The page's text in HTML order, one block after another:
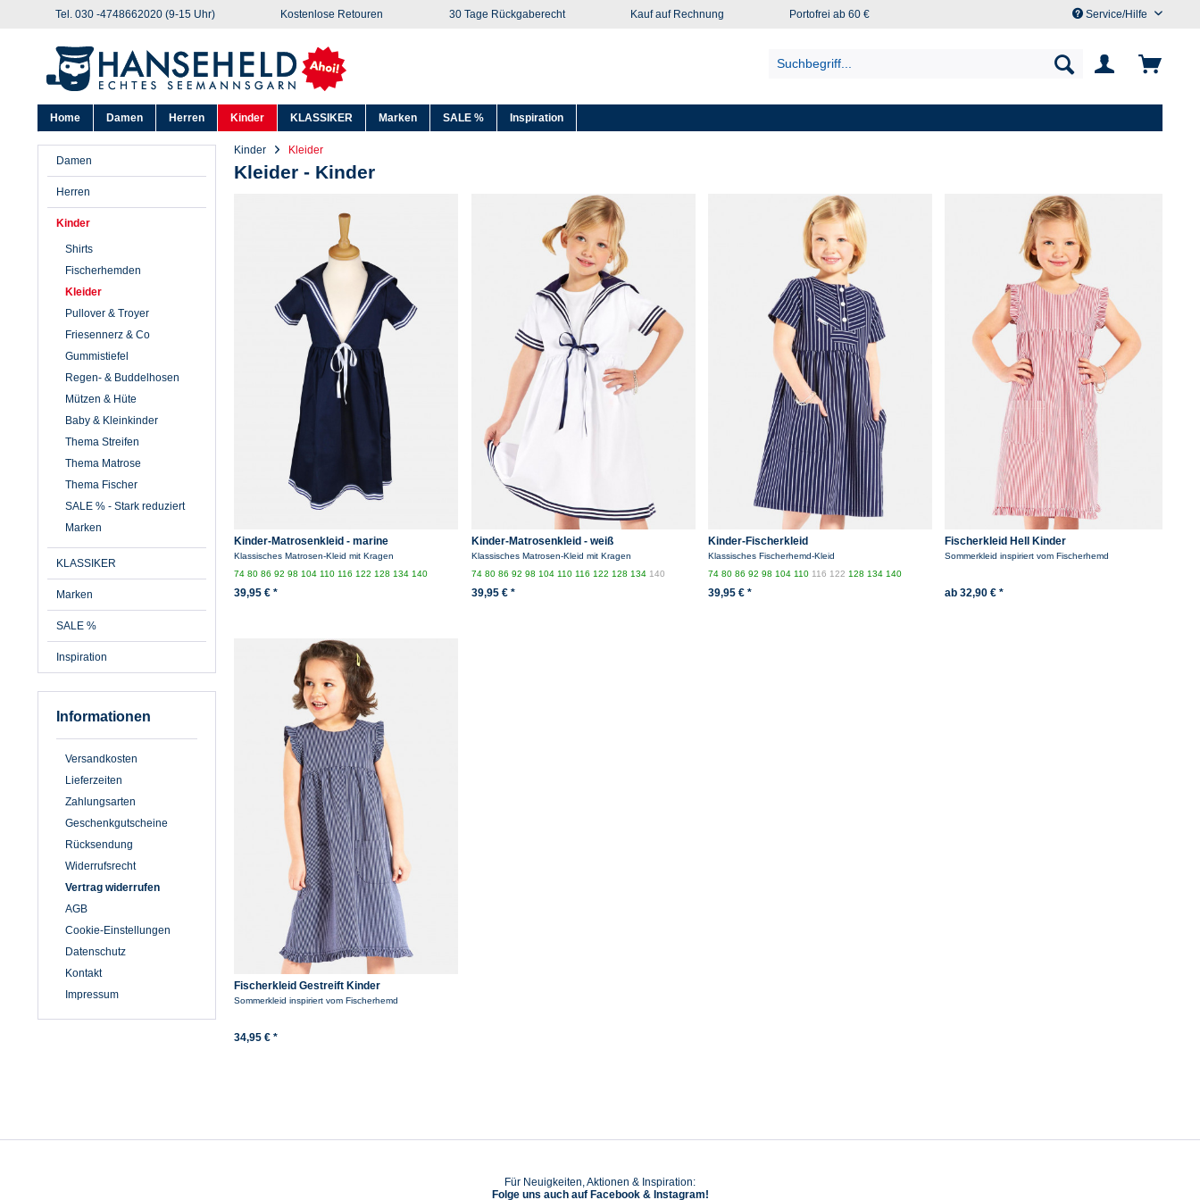
Tel. 030 -4748662020 (9-15 Uhr) Kostenlose Retouren 30 Tage Rückgaberecht Kauf auf Rechnung Portofrei ab 60 € Service/Hilfe
Home Damen Herren Kinder KLASSIKER Marken SALE % Inspiration
Damen
Herren
Kinder
Shirts
Fischerhemden
Kleider
Pullover & Troyer
Friesennerz & Co
Gummistiefel
Regen- & Buddelhosen
Mützen & Hüte
Baby & Kleinkinder
Thema Streifen
Thema Matrose
Thema Fischer
SALE % - Stark reduziert
Marken
KLASSIKER
Marken
SALE %
Inspiration
Informationen
Versandkosten
Lieferzeiten
Zahlungsarten
Geschenkgutscheine
Rücksendung
Widerrufsrecht
Vertrag widerrufen
AGB
Cookie-Einstellungen
Datenschutz
Kontakt
Impressum
Kinder Kleider
Kleider - Kinder
Kinder-Matrosenkleid - marine
Klassisches Matrosen-Kleid mit Kragen
7480869298104110116122128134140
39,95 € *
Kinder-Matrosenkleid - weiß
Klassisches Matrosen-Kleid mit Kragen
74 80 86 92 98 104 110 116 122 128 134 140
39,95 € *
Kinder-Fischerkleid
Klassisches Fischerhemd-Kleid
74 80 86 92 98 104 110 116 122 128 134 140
39,95 € *
Fischerkleid Hell Kinder
Sommerkleid inspiriert vom Fischerhemd
ab 32,90 € *
Fischerkleid Gestreift Kinder
Sommerkleid inspiriert vom Fischerhemd
34,95 € *
Für Neuigkeiten, Aktionen & Inspiration:
Folge uns auch auf Facebook & Instagram!